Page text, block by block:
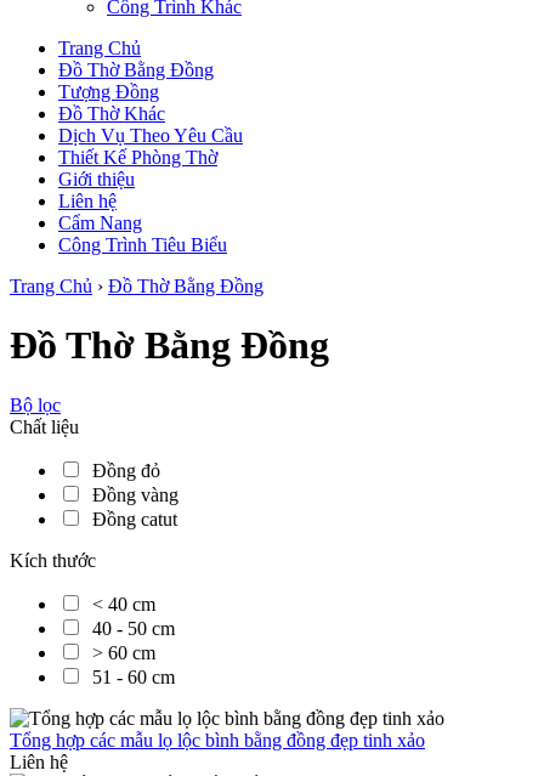
Công Trình Khác
Trang Chủ
Đồ Thờ Bằng Đồng
Tượng Đồng
Đồ Thờ Khác
Dịch Vụ Theo Yêu Cầu
Thiết Kế Phòng Thờ
Giới thiệu
Liên hệ
Cẩm Nang
Công Trình Tiêu Biểu
Trang Chủ › Đồ Thờ Bằng Đồng
Đồ Thờ Bằng Đồng
Bộ lọc
Chất liệu
Đồng đỏ
Đồng vàng
Đồng catut
Kích thước
< 40 cm
40 - 50 cm
> 60 cm
51 - 60 cm
Tổng hợp các mẫu lọ lộc bình bằng đồng đẹp tinh xảo
Liên hệ